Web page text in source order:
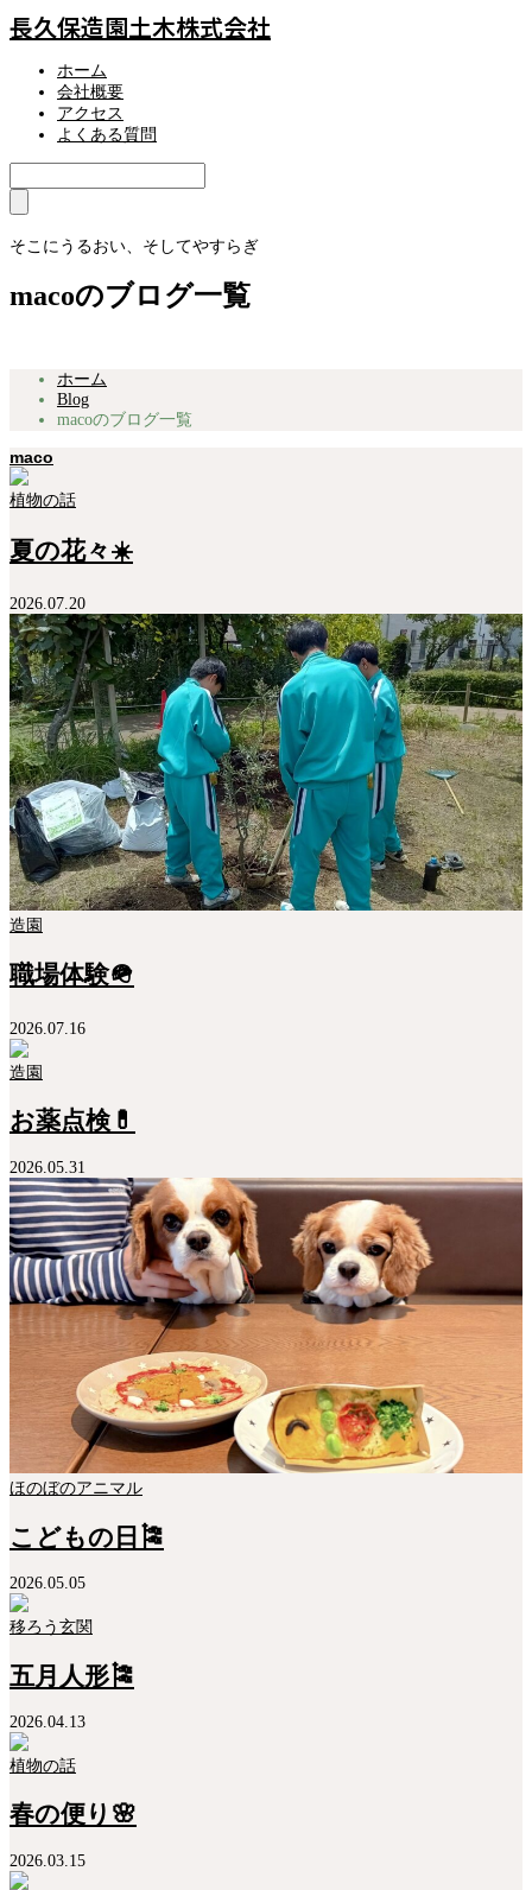
長久保造園土木株式会社
ホーム
会社概要
アクセス
よくある質問
そこにうるおい、そしてやすらぎ
macoのブログ一覧
ホーム
Blog
macoのブログ一覧
maco
植物の話
夏の花々☀️
2026.07.20
造園
職場体験🪖
2026.07.16
造園
お薬点検💊
2026.05.31
ほのぼのアニマル
こどもの日🎏
2026.05.05
移ろう玄関
五月人形🎏
2026.04.13
植物の話
春の便り🌸
2026.03.15